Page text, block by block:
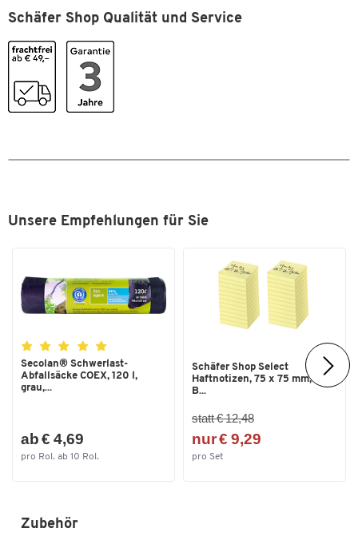
Breite [mm]
Format (DIN)
Schäfer Shop Qualität und Service
Unsere Empfehlungen für Sie
Secolan® Schwerlast-
Abfallsäcke COEX, 120 l,
grau,...
ab € 4,69
pro Rol. ab 10 Rol.
Schäfer Shop Select
Haftnotizen, 75 x 75 mm, 100
B...
statt € 12,48
nur € 9,29
pro Set
Zubehör